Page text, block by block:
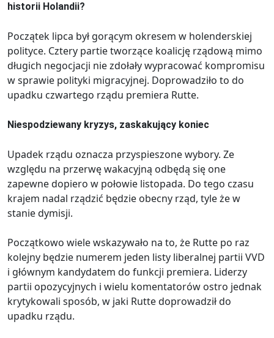
historii Holandii?
Początek lipca był gorącym okresem w holenderskiej
polityce. Cztery partie tworzące koalicję rządową mimo
długich negocjacji nie zdołały wypracować kompromisu
w sprawie polityki migracyjnej. Doprowadziło to do
upadku czwartego rządu premiera Rutte.
Niespodziewany kryzys, zaskakujący koniec
Upadek rządu oznacza przyspieszone wybory. Ze
względu na przerwę wakacyjną odbędą się one
zapewne dopiero w połowie listopada. Do tego czasu
krajem nadal rządzić będzie obecny rząd, tyle że w
stanie dymisji.
Początkowo wiele wskazywało na to, że Rutte po raz
kolejny będzie numerem jeden listy liberalnej partii VVD
i głównym kandydatem do funkcji premiera. Liderzy
partii opozycyjnych i wielu komentatorów ostro jednak
krytykowali sposób, w jaki Rutte doprowadził do
upadku rządu.